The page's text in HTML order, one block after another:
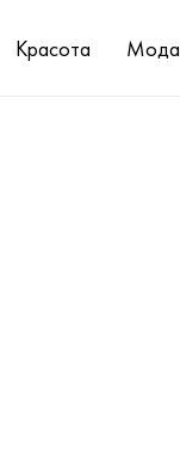
Красота Мода